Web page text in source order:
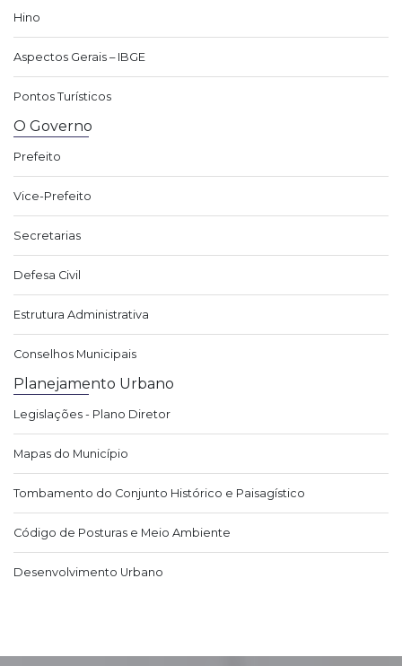
Hino
Aspectos Gerais – IBGE
Pontos Turísticos
O Governo
Prefeito
Vice-Prefeito
Secretarias
Defesa Civil
Estrutura Administrativa
Conselhos Municipais
Planejamento Urbano
Legislações - Plano Diretor
Mapas do Município
Tombamento do Conjunto Histórico e Paisagístico
Código de Posturas e Meio Ambiente
Desenvolvimento Urbano